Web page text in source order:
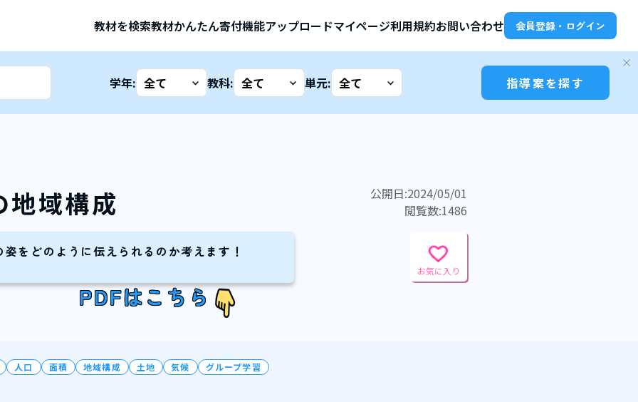
教材を検索教材かんたん寄付機能アップロードマイページ利用規約お問い合わせ 会員登録・ログイン
学年: 教科: 単元: 指導案を探す
地域構成
公開日:2024/05/01
閲覧数:1486
をどのように伝えられるのか考えます！
お気に入り
PDFはこちら
人口 面積 地域構成 土地 気候 グループ学習